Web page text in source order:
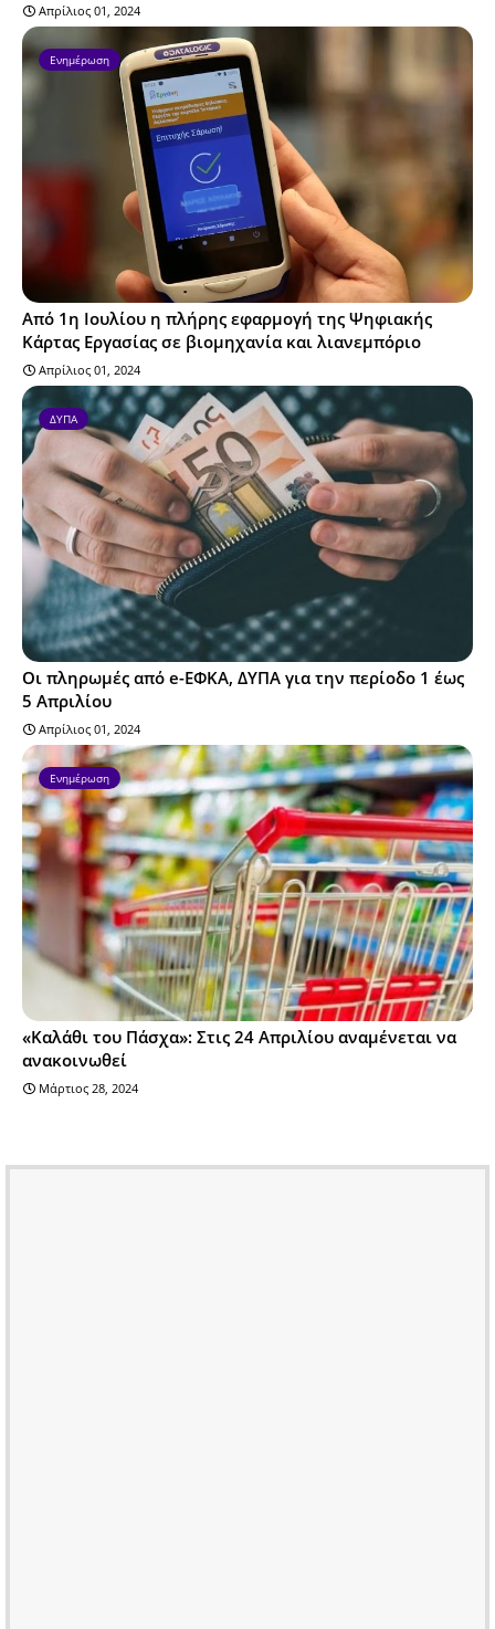
Απρίλιος 01, 2024
Ενημέρωση
Από 1η Ιουλίου η πλήρης εφαρμογή της Ψηφιακής
Κάρτας Εργασίας σε βιομηχανία και λιανεμπόριο
Απρίλιος 01, 2024
ΔΥΠΑ
Οι πληρωμές από e-ΕΦΚΑ, ΔΥΠΑ για την περίοδο 1 έως
5 Απριλίου
Απρίλιος 01, 2024
Ενημέρωση
«Καλάθι του Πάσχα»: Στις 24 Απριλίου αναμένεται να
ανακοινωθεί
Μάρτιος 28, 2024